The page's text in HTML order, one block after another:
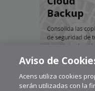
Aviso de
Acens utiliza cookies
serán utilizadas con la